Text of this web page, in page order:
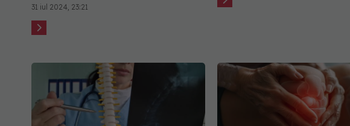
31 iul 2024, 23:21